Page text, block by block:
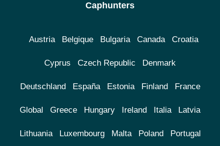
Caphunters
Austria Belgique Bulgaria Canada Croatia
Cyprus Czech Republic Denmark
Deutschland España Estonia Finland France
Global Greece Hungary Ireland Italia Latvia
Lithuania Luxembourg Malta Poland Portugal